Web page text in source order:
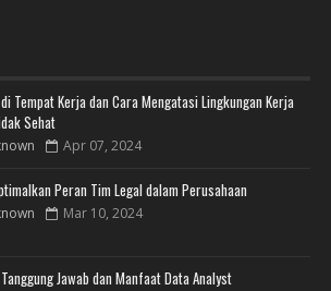
Tempat Kerja dan Cara Mengatasi Lingkungan Kerja
Sehat
Apr 07, 2024
Peran Tim Legal dalam Perusahaan
Mar 10, 2024
Jawab dan Manfaat Data Analyst